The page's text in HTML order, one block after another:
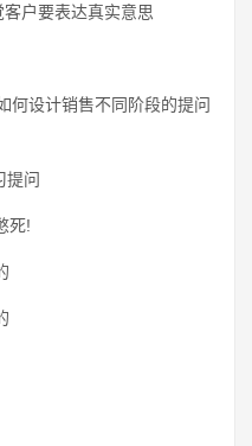
户要表达真实意思
设计销售不同阶段的提问
提问
死!